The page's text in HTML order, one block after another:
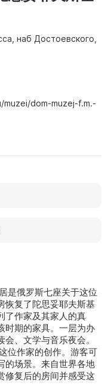
是俄罗斯七座关于这位
恢复了陀思妥耶夫斯基
了作家及其家人的真
时期的家具。一层为办
、文学与音乐夜会。
位作家的创作。游客可
的场景。来自世界各地
修复后的房间并感受这
наб Достоевского,
dom-muzej-f.m.-